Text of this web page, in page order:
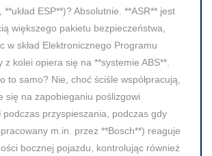
**układ ESP**)? Absolutnie. **ASR** jest
większego pakietu bezpieczeństwa,
w skład Elektronicznego Programu
z kolei opiera się na **systemie ABS**.
to samo? Nie, choć ściśle współpracują,
się na zapobieganiu poślizgowi
podczas przyspieszania, podczas gdy
m.in. przez **Bosch**) reaguje
bocznej pojazdu, kontrolując również